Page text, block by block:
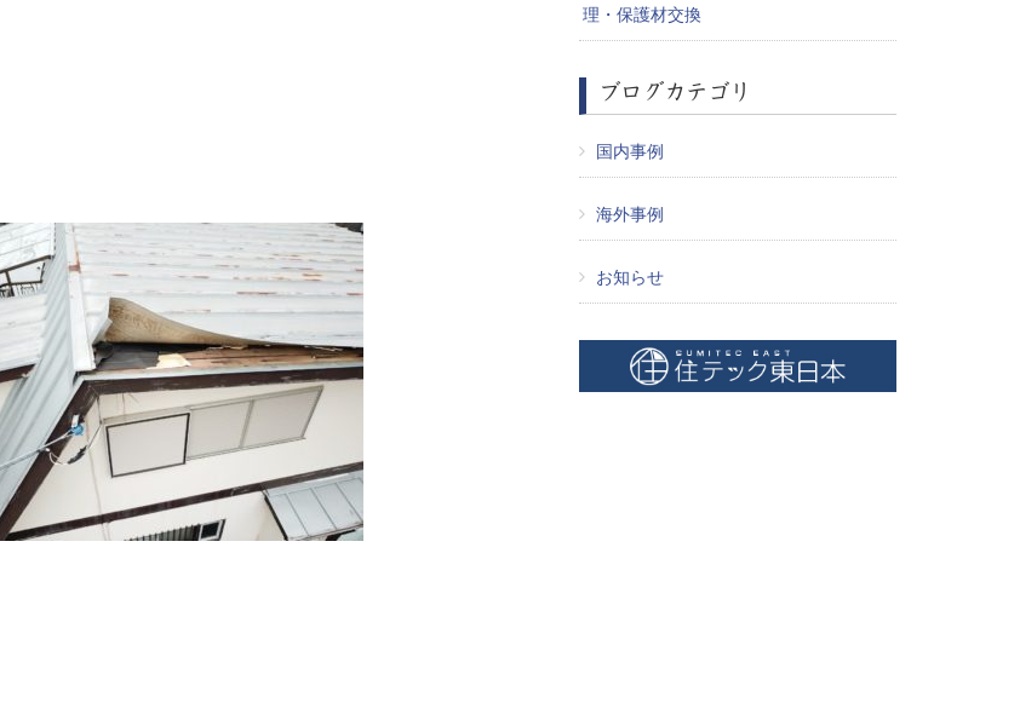
理・保護材交換
ブログカテゴリ
国内事例
海外事例
お知らせ